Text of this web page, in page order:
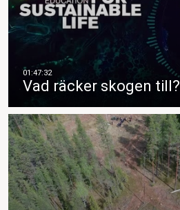
Vad räcker skogen till?